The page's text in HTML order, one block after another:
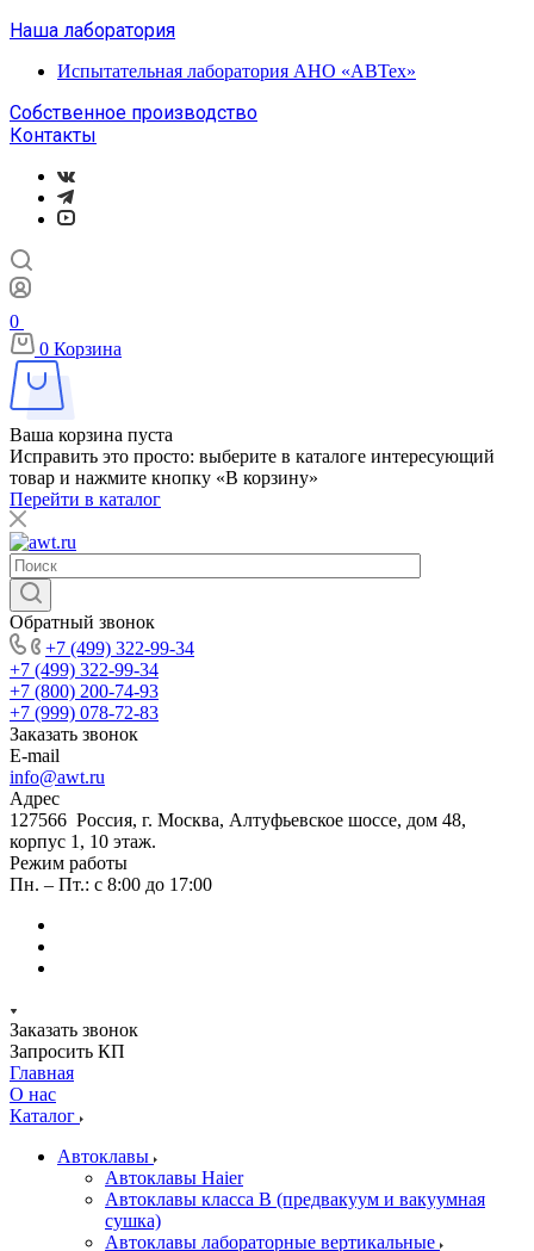
Наша лаборатория
Испытательная лаборатория АНО «АВТех»
Собственное производство
Контакты
0
0 Корзина
Ваша корзина пуста
Исправить это просто: выберите в каталоге интересующий
товар и нажмите кнопку «В корзину»
Перейти в каталог
Обратный звонок
+7 (499) 322-99-34
+7 (499) 322-99-34
+7 (800) 200-74-93
+7 (999) 078-72-83
Заказать звонок
E-mail
info@awt.ru
Адрес
127566 Россия, г. Москва, Алтуфьевское шоссе, дом 48,
корпус 1, 10 этаж.
Режим работы
Пн. – Пт.: с 8:00 до 17:00
Заказать звонок
Запросить КП
Главная
О нас
Каталог
Автоклавы
Автоклавы Haier
Автоклавы класса B (предвакуум и вакуумная
сушка)
Автоклавы лабораторные вертикальные